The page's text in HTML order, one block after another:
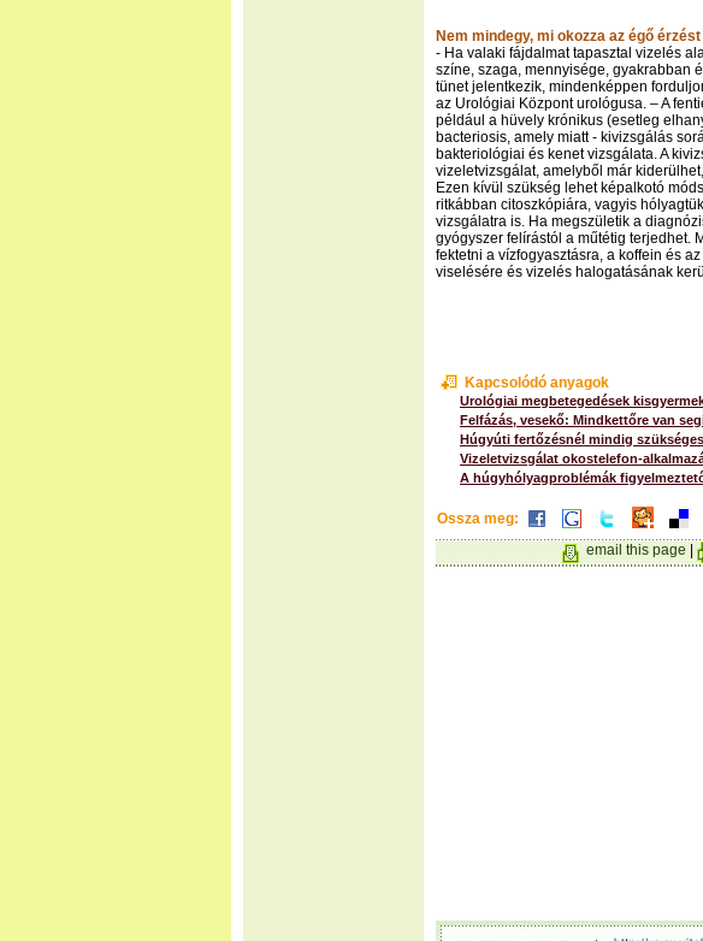
Nem mindegy, mi okozza az égő érzést
- Ha valaki fájdalmat tapasztal vizelés
színe, szaga, mennyisége, gyakrabban
tünet jelentkezik, mindenképpen
az Urológiai Központ urológusa. – A
például a hüvely krónikus (esetleg
bacteriosis, amely miatt - kivizsgálás
bakteriológiai és kenet vizsgálata. A
vizeletvizsgálat, amelyből már
Ezen kívül szükség lehet képalkotó
ritkábban citoszkópiára, vagyis
vizsgálatra is. Ha megszületik a
gyógyszer felírástól a műtétig terjedhet.
fektetni a vízfogyasztásra, a koffein és
viselésére és vizelés halogatásának
Kapcsolódó anyagok
Urológiai megbetegedések
Felfázás, vesekő: Mindkettőre van
Húgyúti fertőzésnél mindig
Vizeletvizsgálat okostelefon-
A húgyhólyagproblémák
Ossza meg:
email this page